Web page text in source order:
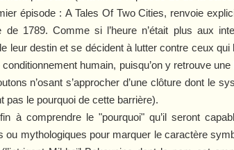
épisode : A Tales Of Two Cities, renvoie
1789. Comme si l’heure n’était plus aux
destin et se décident à lutter contre ceux qui
humain, puisqu’on y retrouve
n’osant s’approcher d’une clôture dont le
pas le pourquoi de cette barrière).
à comprendre le "pourquoi" qu’il seront
mythologiques pour marquer le caractère